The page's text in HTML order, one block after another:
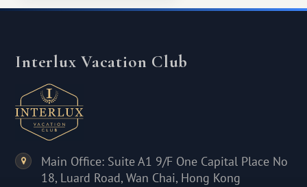
Interlux Vacation Club
Main Office: Suite A1 9/F One Capital Place No
18, Luard Road, Wan Chai, Hong Kong